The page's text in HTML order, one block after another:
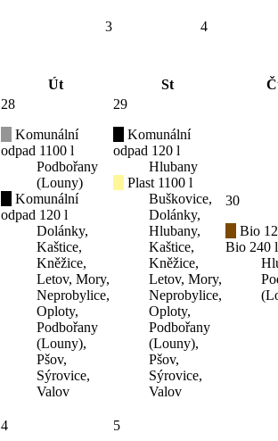
3 4
Út St
28
Komunální
odpad 1100 l
Podbořany
(Louny)
Komunální
odpad 120 l
Dolánky,
Kaštice,
Kněžice,
Letov, Mory,
Neprobylice,
Oploty,
Podbořany
(Louny),
Pšov,
Sýrovice,
Valov
29
Komunální
odpad 120 l
Hlubany
Plast 1100 l
Buškovice,
Dolánky,
Hlubany,
Kaštice,
Kněžice,
Letov, Mory,
Neprobylice,
Oploty,
Podbořany
(Louny),
Pšov,
Sýrovice,
Valov
30
Bio
Bio 240 l
4
5